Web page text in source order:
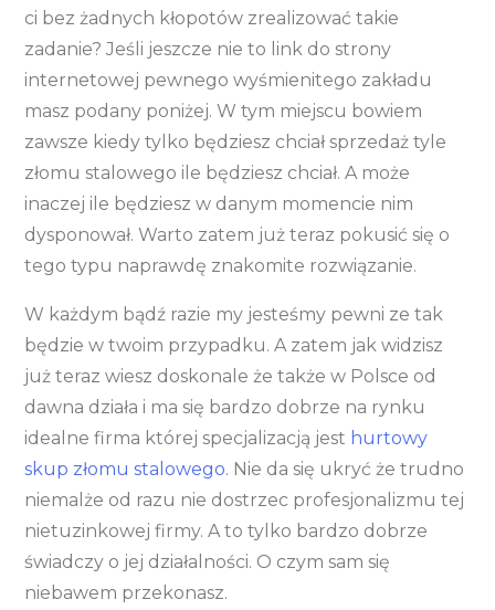
ci bez żadnych kłopotów zrealizować takie
zadanie? Jeśli jeszcze nie to link do strony
internetowej pewnego wyśmienitego zakładu
masz podany poniżej. W tym miejscu bowiem
zawsze kiedy tylko będziesz chciał sprzedaż tyle
złomu stalowego ile będziesz chciał. A może
inaczej ile będziesz w danym momencie nim
dysponował. Warto zatem już teraz pokusić się o
tego typu naprawdę znakomite rozwiązanie.
W każdym bądź razie my jesteśmy pewni ze tak
będzie w twoim przypadku. A zatem jak widzisz
już teraz wiesz doskonale że także w Polsce od
dawna działa i ma się bardzo dobrze na rynku
idealne firma której specjalizacją jest hurtowy
skup złomu stalowego. Nie da się ukryć że trudno
niemalże od razu nie dostrzec profesjonalizmu tej
nietuzinkowej firmy. A to tylko bardzo dobrze
świadczy o jej działalności. O czym sam się
niebawem przekonasz.